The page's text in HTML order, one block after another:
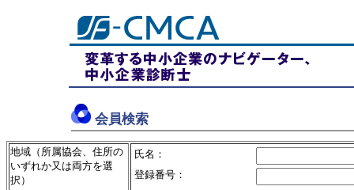
会員検索
地域（所属協会、住所の
いずれか又は両方を選
択）
氏名：
登録番号：